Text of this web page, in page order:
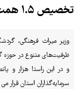
تخصیص ۱.۵ همت به توسعه گردشگری اردبیل
وزیر میراث فرهنگی،
ظرفیت‌های متنوع در حوزه
سرمایه‌گذاران استان قرار